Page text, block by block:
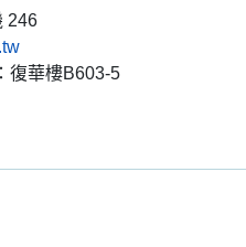
246
復華樓B603-5